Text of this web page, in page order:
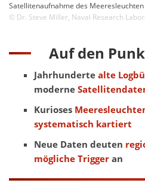
Satellitenaufnahme des
© Dr. Steve Miller, Naval Research
Auf den
Jahrhundertealte
moderne
Kurioses
systematisch kartiert
Neue Daten deuten
mögliche Triggeran